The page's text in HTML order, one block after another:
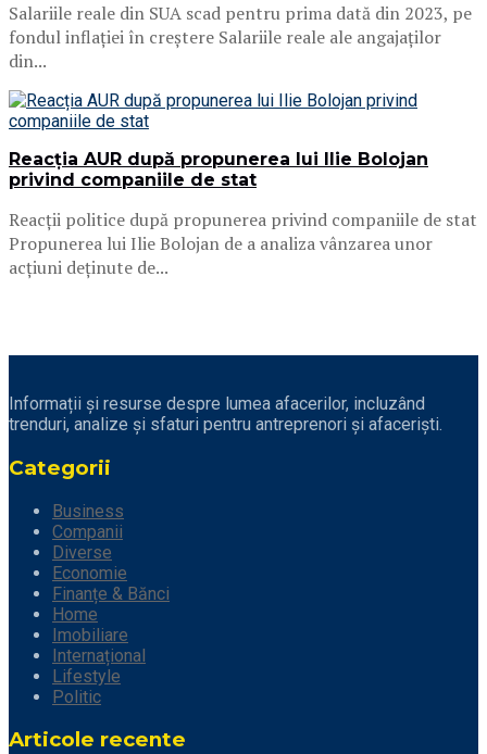
Salariile reale din SUA scad pentru prima dată din 2023, pe
fondul inflației în creștere Salariile reale ale angajaților
din...
Reacția AUR după propunerea lui Ilie Bolojan
privind companiile de stat
Reacții politice după propunerea privind companiile de stat
Propunerea lui Ilie Bolojan de a analiza vânzarea unor
acțiuni deținute de...
Informații și resurse despre lumea afacerilor, incluzând
trenduri, analize și sfaturi pentru antreprenori și afaceriști.
Categorii
Business
Companii
Diverse
Economie
Finanțe & Bănci
Home
Imobiliare
Internațional
Lifestyle
Politic
Articole recente